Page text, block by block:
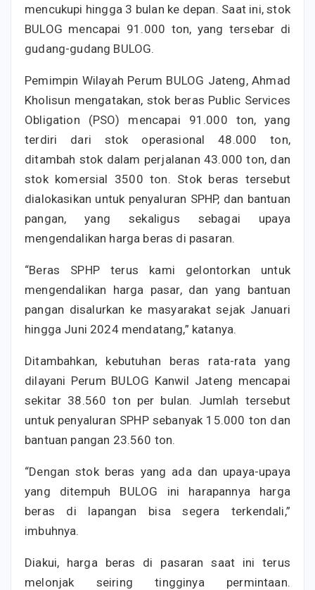
mencukupi hingga 3 bulan ke depan. Saat ini, stok
BULOG mencapai 91.000 ton, yang tersebar di
gudang-gudang BULOG.
Pemimpin Wilayah Perum BULOG Jateng, Ahmad
Kholisun mengatakan, stok beras Public Services
Obligation (PSO) mencapai 91.000 ton, yang
terdiri dari stok operasional 48.000 ton,
ditambah stok dalam perjalanan 43.000 ton, dan
stok komersial 3500 ton. Stok beras tersebut
dialokasikan untuk penyaluran SPHP, dan bantuan
pangan, yang sekaligus sebagai upaya
mengendalikan harga beras di pasaran.
“Beras SPHP terus kami gelontorkan untuk
mengendalikan harga pasar, dan yang bantuan
pangan disalurkan ke masyarakat sejak Januari
hingga Juni 2024 mendatang,” katanya.
Ditambahkan, kebutuhan beras rata-rata yang
dilayani Perum BULOG Kanwil Jateng mencapai
sekitar 38.560 ton per bulan. Jumlah tersebut
untuk penyaluran SPHP sebanyak 15.000 ton dan
bantuan pangan 23.560 ton.
“Dengan stok beras yang ada dan upaya-upaya
yang ditempuh BULOG ini harapannya harga
beras di lapangan bisa segera terkendali,”
imbuhnya.
Diakui, harga beras di pasaran saat ini terus
melonjak seiring tingginya permintaan.